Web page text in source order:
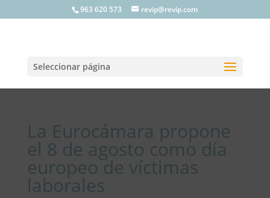
963 620 573 revip@revip.com
Seleccionar página
La Eurocámara propone
el 8 de agosto como día
europeo de víctimas
laborales